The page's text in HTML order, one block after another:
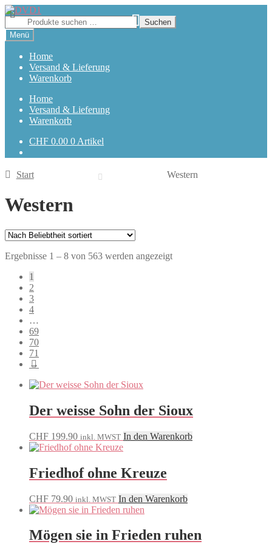
Zur
Navigation
springen
Zum
Inhalt
springen
Suchen
nach:
Suchen
Menü
Home
Versand & Lieferung
Warenkorb
Home
Versand & Lieferung
Warenkorb
CHF 0.00 0 Artikel
Start Western
Western
Ergebnisse 1 – 8 von 563 werden angezeigtNach
1
2
3
4
…
69
70
71
→
Der weisse Sohn der Sioux
CHF 199.90 inkl. MWST In den Warenkorb
Friedhof ohne Kreuze
CHF 79.90 inkl. MWST In den Warenkorb
Mögen sie in Frieden ruhen